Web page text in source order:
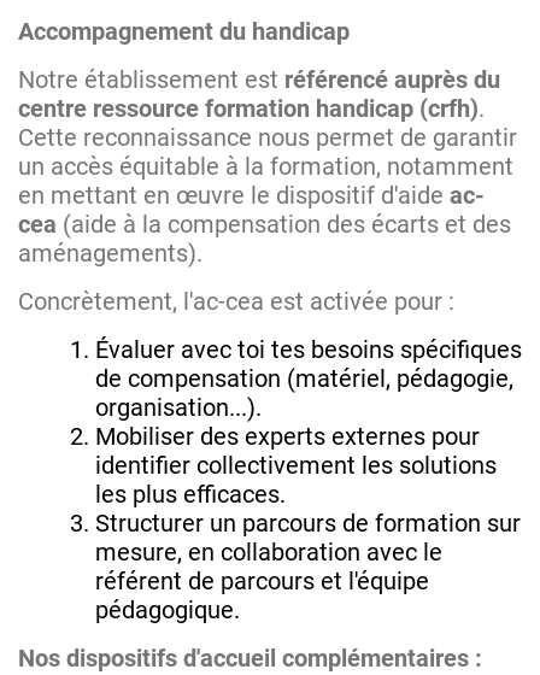
Accompagnement du handicap
Notre établissement est référencé auprès du
centre ressource formation handicap (crfh).
Cette reconnaissance nous permet de garantir
un accès équitable à la formation, notamment
en mettant en œuvre le dispositif d'aide ac-
cea (aide à la compensation des écarts et des
aménagements).
Concrètement, l'ac-cea est activée pour :
Évaluer avec toi tes besoins spécifiques
de compensation (matériel, pédagogie,
organisation...).
Mobiliser des experts externes pour
identifier collectivement les solutions
les plus efficaces.
Structurer un parcours de formation sur
mesure, en collaboration avec le
référent de parcours et l'équipe
pédagogique.
Nos dispositifs d'accueil complémentaires :